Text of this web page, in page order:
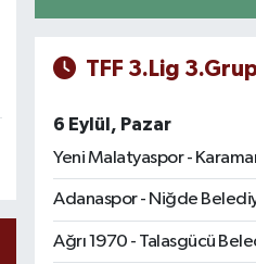
TFF 3.Lig
6 Eylül, Pazar
Yeni Malatyaspor -
Adanaspor - Niğde
Ağrı 1970 - Talasgücü